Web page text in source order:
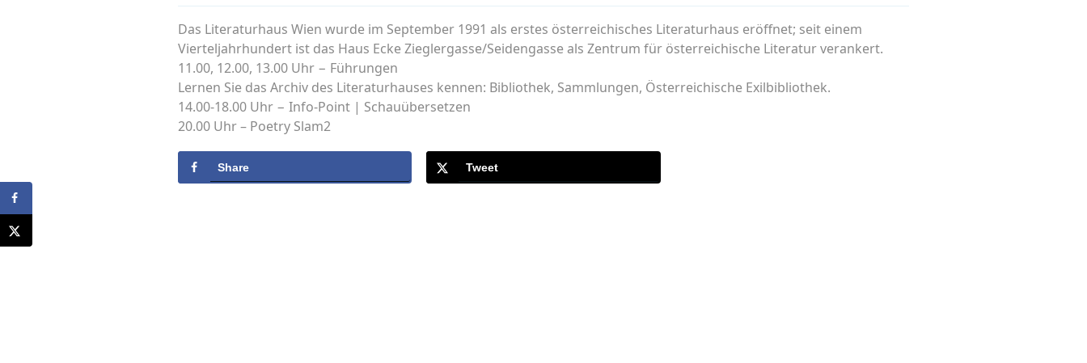
Das Literaturhaus Wien wurde im September 1991 als erstes österreichisches Literaturhaus eröffnet; seit einem
Vierteljahrhundert ist das Haus Ecke Zieglergasse/Seidengasse als Zentrum für österreichische Literatur verankert.
11.00, 12.00, 13.00 Uhr − Führungen
Lernen Sie das Archiv des Literaturhauses kennen: Bibliothek, Sammlungen, Österreichische Exilbibliothek.
14.00-18.00 Uhr − Info-Point | Schauübersetzen
20.00 Uhr – Poetry Slam2
Share Tweet